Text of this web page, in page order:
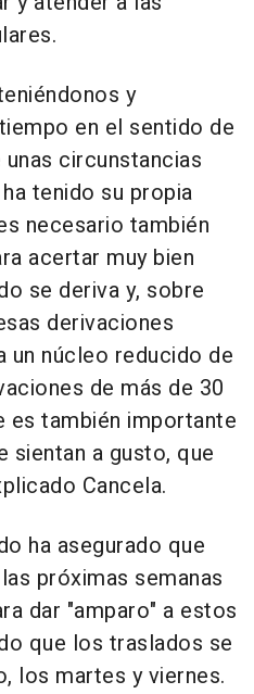
y
en el sentido de
circunstancias
tenido su propia
necesario también
acertar muy bien
se deriva y, sobre
derivaciones
un núcleo reducido de
de más de 30
es también importante
sientan a gusto, que
Cancela.
ha asegurado que
próximas semanas
dar "amparo" a estos
que los traslados se
los martes y viernes.